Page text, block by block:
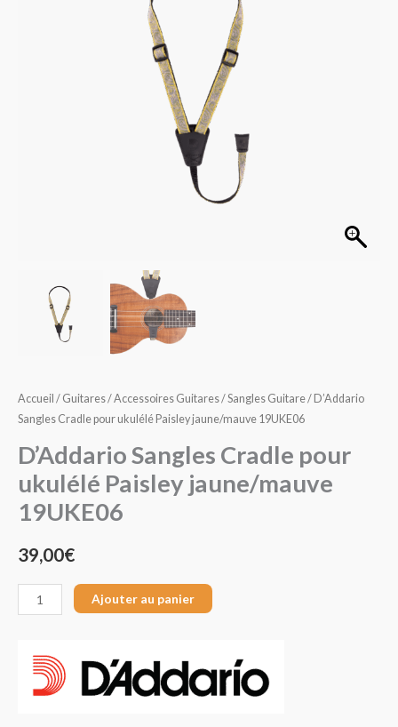
Accueil / Guitares/Accessoires Guitares/Sangles Guitare/ D’Addario
Sangles Cradle pour ukulélé Paisley jaune/mauve 19UKE06
D’Addario Sangles Cradle pour
ukulélé Paisley jaune/mauve
19UKE06
39,00€
Ajouter au panier